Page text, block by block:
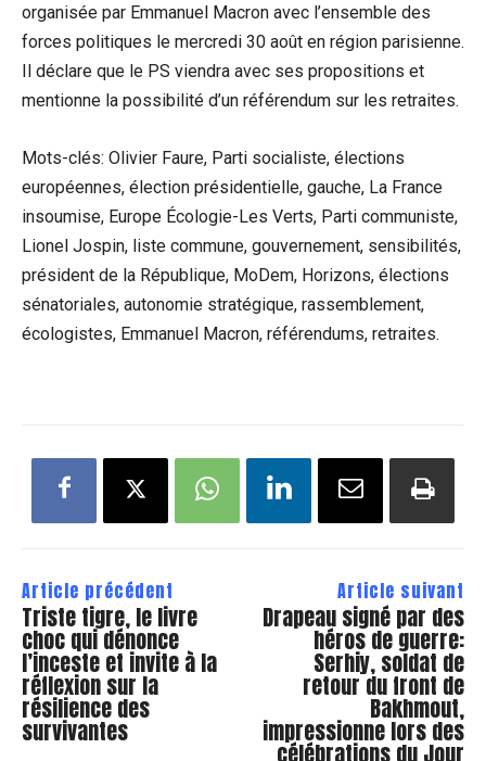
organisée par Emmanuel Macron avec l’ensemble des
forces politiques le mercredi 30 août en région parisienne.
Il déclare que le PS viendra avec ses propositions et
mentionne la possibilité d’un référendum sur les retraites.
Mots-clés: Olivier Faure, Parti socialiste, élections
européennes, élection présidentielle, gauche, La France
insoumise, Europe Écologie-Les Verts, Parti communiste,
Lionel Jospin, liste commune, gouvernement, sensibilités,
président de la République, MoDem, Horizons, élections
sénatoriales, autonomie stratégique, rassemblement,
écologistes, Emmanuel Macron, référendums, retraites.
Article précédent
Triste tigre, le livre
choc qui dénonce
l’inceste et invite à la
réflexion sur la
résilience des
survivantes
Article suivant
Drapeau signé par des
héros de guerre:
Serhiy, soldat de
retour du front de
Bakhmout,
impressionne lors des
célébrations du Jour